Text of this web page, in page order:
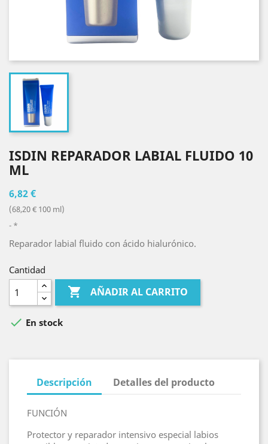
ISDIN REPARADOR LABIAL FLUIDO 10
ML
6,82 €
(68,20 € 100 ml)
*
Reparador labial fluido con ácido hialurónico.
Cantidad
 AÑADIR AL CARRITO
 En stock
Descripción Detalles del producto
FUNCIÓN
Protector y reparador intensivo especial labios